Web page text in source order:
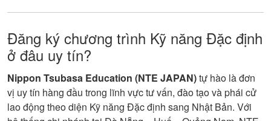
Đăng ký chương trình Kỹ năng Đặc định
ở đâu uy tín?
Nippon Tsubasa Education (NTE JAPAN)tự hào là đơn
vị uy tín hàng đầu trong lĩnh vực tư vấn, đào tạo và phái cử
lao động theo diện Kỹ năng Đặc định sang Nhật Bản. Với